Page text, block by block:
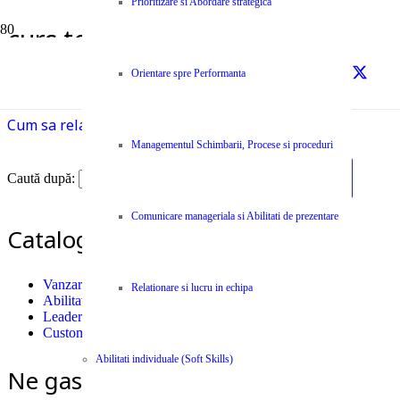
Orientare spre Performanta
Managementul Schimbarii, Procese si proceduri
Comunicare manageriala si Abilitati de prezentare
Relationare si lucru in echipa
Abilitati individuale (Soft Skills)
curs telesales
Cum sa relationezi cu un client dificil?
Caută după:
Catalog Cursuri si Seminarii
Vanzari
Abilitati individuale (Soft Skills)
Leadership
Customer Care
Ne gasiti si pe Facebook